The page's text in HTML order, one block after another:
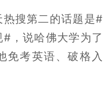
搜第二的话题是#
，说哈佛大学为了
免考英语、破格入